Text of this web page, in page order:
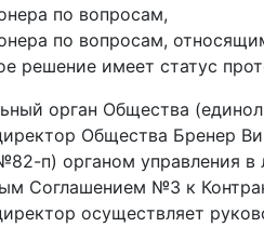
по вопросам,
по вопросам,
решение имеет статус
орган Общества
Общества Бренер
п) органом управления
Соглашением №3 к
осуществляет